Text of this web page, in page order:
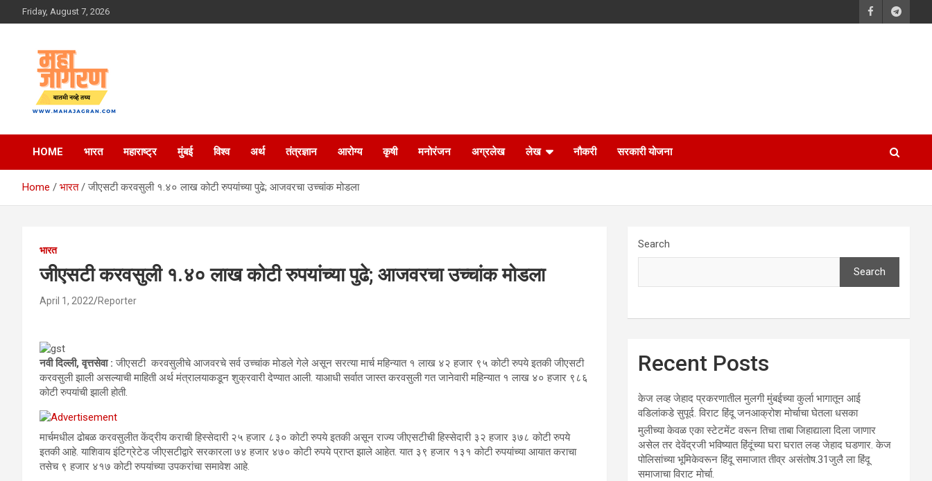
to
Friday, August 7, 2026
महा जागरण
HOME भारत महाराष्ट्र मुंबई विश्व अर्थ तंत्रज्ञान आरोग्य कृषी मनोरंजन अग्रलेख लेख नौकरी सरकारी योजना
Home भारत जीएसटी करवसुली १.४० लाख कोटी रुपयांच्या पुढे; आजवरचा उच्चांक मोडला
भारत
जीएसटी करवसुली १.४० लाख कोटी रुपयांच्या पुढे; आजवरचा उच्चांक मोडला
April 1, 2022 Reporter
नवी दिल्ली, वृत्तसेवा : जीएसटी करवसुलीचे आजवरचे सर्व उच्चांक मोडले गेले असून सरत्या मार्च महिन्यात १ लाख ४२ हजार ९५ कोटी रुपये इतकी जीएसटी
करवसुली झाली असल्याची माहिती अर्थ मंत्रालयाकडून शुक्रवारी देण्यात आली. याआधी सर्वात जास्त करवसुली गत जानेवारी महिन्यात १ लाख ४० हजार ९८६
कोटी रुपयांची झाली होती.
मार्चमधील ढोबळ करवसुलीत केंद्रीय कराची हिस्सेदारी २५ हजार ८३० कोटी रुपये इतकी असून राज्य जीएसटीची हिस्सेदारी ३२ हजार ३७८ कोटी रुपये
इतकी आहे. याशिवाय इंटिग्रेटेड जीएसटीद्वारे सरकारला ७४ हजार ४७० कोटी रुपये प्राप्त झाले आहेत. यात ३९ हजार १३१ कोटी रुपयांच्या आयात कराचा
तसेच ९ हजार ४१७ कोटी रुपयांच्या उपकरांचा समावेश आहे.
Search
Search
Recent Posts
केज लव्ह जेहाद प्रकरणातील मुलगी मुंबईच्या कुर्ला भागातून आई
वडिलांकडे सुपूर्द. विराट हिंदू जनआक्रोश मोर्चाचा घेतला धसका
मुलीच्या केवळ एका स्टेटमेंट वरून तिचा ताबा जिहाद्याला दिला जाणार
असेल तर देवेंद्रजी भविष्यात हिंदूंच्या घरा घरात लव्ह जेहाद घडणार. केज
पोलिसांच्या भूमिकेवरून हिंदू समाजात तीव्र असंतोष.31जुलै ला हिंदू
समाजाचा विराट मोर्चा.